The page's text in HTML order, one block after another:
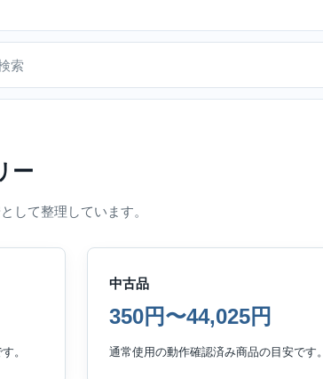
ー
して整理しています。
。
中古品
350円〜44,025円
通常使用の動作確認済み商品の目安です。